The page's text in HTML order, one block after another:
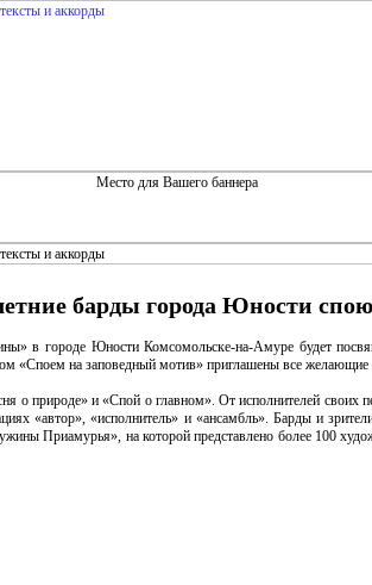
барды города Юности
в городе Юности Комсомольске-на-Амуре будет
«Споем на заповедный мотив» приглашены все желающие
о природе» и «Спой о главном». От исполнителей своих
«автор», «исполнитель» и «ансамбль». Барды и
Приамурья», на которой представлено более 100